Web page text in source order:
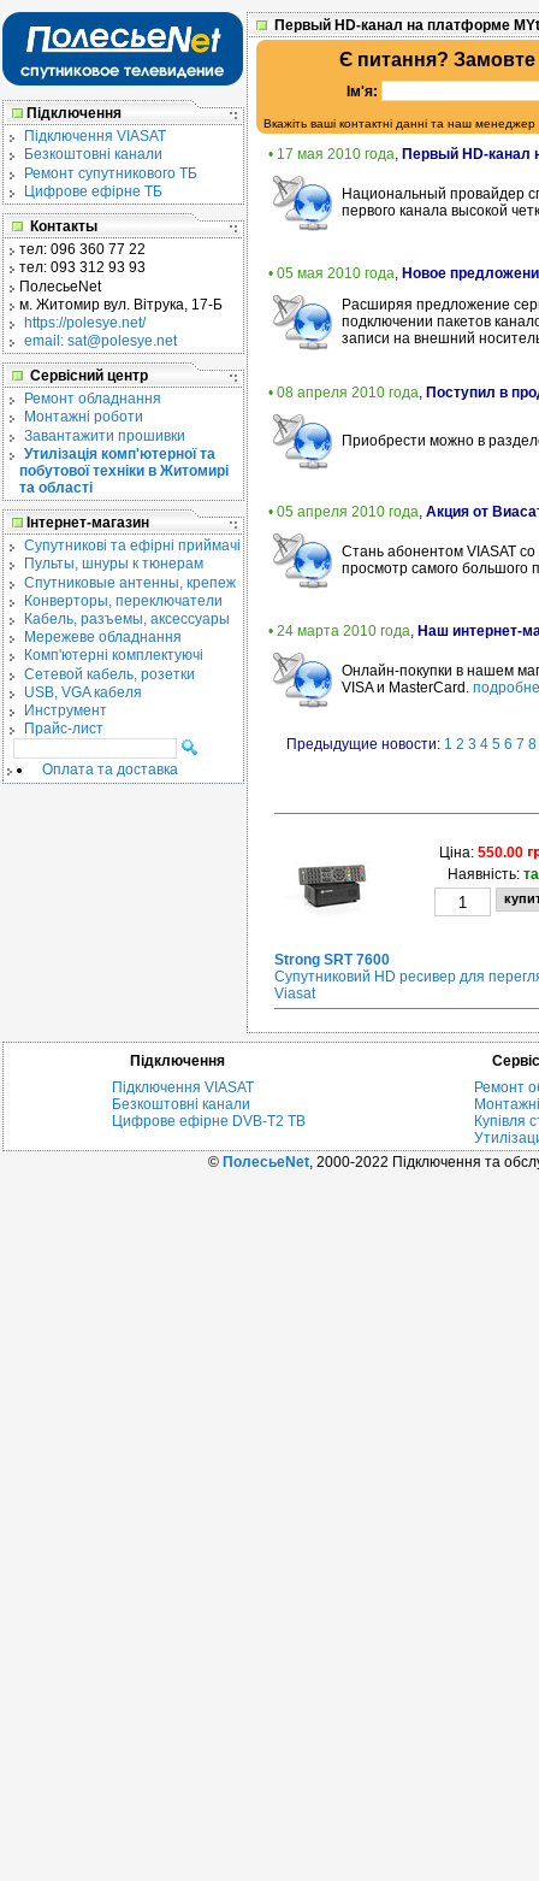
Підключення
Підключення VIASAT
Безкоштовні канали
Ремонт супутникового ТБ
Цифрове ефірне ТБ
Контакты
тел: 096 360 77 22
тел: 093 312 93 93
ПолесьеNet
м. Житомир вул. Вітрука, 17-Б
https://polesye.net/
email: sat@polesye.net
Сервісний центр
Ремонт обладнання
Монтажні роботи
Завантажити прошивки
Утилізація комп'ютерної та
побутової техніки в Житомирі
та області
Інтернет-магазин
Cупутникові та ефірні приймачі
Пульты, шнуры к тюнерам
Спутниковые антенны, крепеж
Конверторы, переключатели
Кабель, разъемы, аксессуары
Мережеве обладнання
Комп'ютерні комплектуючі
Сетевой кабель, розетки
USB, VGA кабеля
Инструмент
Прайс-лист
Оплата та доставка
Первый HD-канал на платформе
Є питання? Замовте
Ім'я:
Вкажіть ваші контактні данні та наш
• 17 мая 2010 года, Первый HD-канал
Национальный провайдер
первого канала высокой
• 05 мая 2010 года, Новое
Расширяя предложение
подключении пакетов
записи на внешний
• 08 апреля 2010 года, Поступил в
Приобрести можно в
• 05 апреля 2010 года, Акция от
Стань абонентом VIASAT
просмотр самого большого
• 24 марта 2010 года, Наш интернет-
Онлайн-покупки в нашем
VISA и MasterCard.
Предыдущие новости: 1 2 3 4 5 6 7 8
Ціна: 550.00
Наявність:
Strong SRT 7600
Супутниковий HD ресивер для
Viasat
Підключення
Підключення VIASAT
Безкоштовні канали
Цифрове ефірне DVB-T2 ТВ
Ремонт
Купівля
© ПолесьеNet, 2000-2022 Підключення та